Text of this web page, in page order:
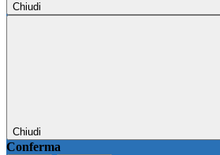
Chiudi
Chiudi
Conferma